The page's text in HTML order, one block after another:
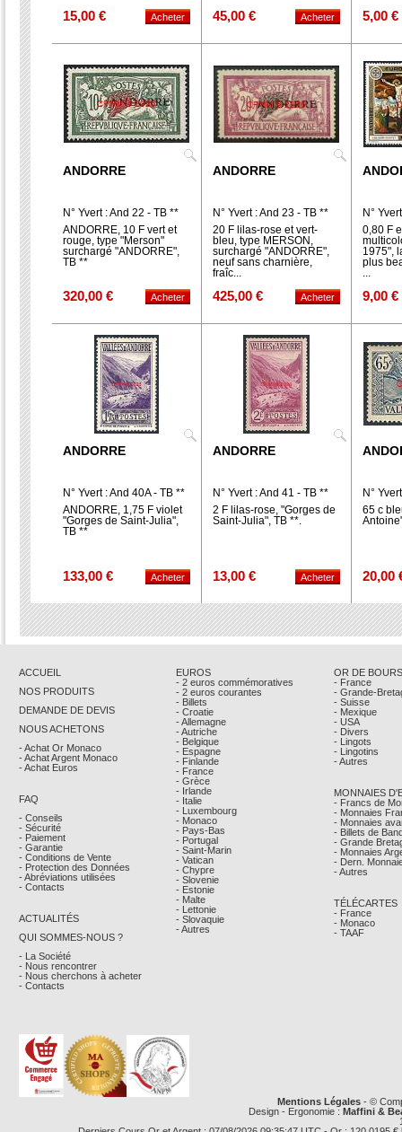
15,00 € 45,00 € 5,00 €
ANDORRE
N° Yvert : And 22 - TB **
ANDORRE, 10 F vert et
rouge, type "Merson"
surchargé "ANDORRE",
TB **
320,00 €
ANDORRE
N° Yvert : And 23 - TB **
20 F lilas-rose et vert-
bleu, type MERSON,
surchargé "ANDORRE",
neuf sans charnière,
fraîc...
425,00 €
N°
**
0,80 F
1975",
plus
...
9,00 €
ANDORRE
N° Yvert : And 40A - TB **
ANDORRE, 1,75 F violet
"Gorges de Saint-Julia",
TB **
133,00 €
ANDORRE
N° Yvert : And 41 - TB **
2 F lilas-rose, "Gorges de
Saint-Julia", TB **.
13,00 €
N°
65 c
20,00
ACCUEIL
NOS PRODUITS
DEMANDE DE DEVIS
NOUS ACHETONS
- Achat Or Monaco
- Achat Argent Monaco
- Achat Euros
FAQ
- Conseils
- Sécurité
- Paiement
- Garantie
- Conditions de Vente
- Protection des Données
- Abréviations utilisées
- Contacts
ACTUALITÉS
QUI SOMMES-NOUS ?
- La Société
- Nous rencontrer
- Nous cherchons à acheter
- Contacts
EUROS
- 2 euros commémoratives
- 2 euros courantes
- Billets
- Croatie
- Allemagne
- Autriche
- Belgique
- Espagne
- Finlande
- France
- Grèce
- Irlande
- Italie
- Luxembourg
- Monaco
- Pays-Bas
- Portugal
- Saint-Marin
- Vatican
- Chypre
- Slovenie
- Estonie
- Malte
- Lettonie
- Slovaquie
- Autres
OR DE
- France
- Grande-
- Suisse
- Mexique
- USA
- Divers
- Lingots
- Lingotins
- Autres
MONNAIES
- Francs de
- Monnaies
- Monnaies
- Billets de
- Grande
- Monnaies
- Dern.
- Autres
TÉLÉCARTES
- France
- Monaco
- TAAF
Mentions Légales- ©
Design - Ergonomie : Maffini &